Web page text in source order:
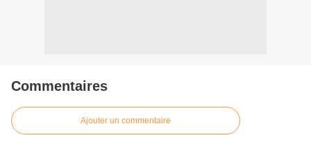
Commentaires
Ajouter un commentaire